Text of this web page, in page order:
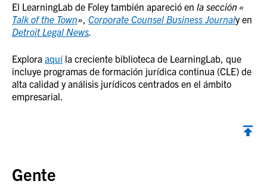
El LearningLab de Foley también apareció en la sección «
Talk of the Town», Corporate Counsel Business Journaly en
Detroit Legal News.
Explora aquíla creciente biblioteca de LearningLab, que
incluye programas de formación jurídica continua (CLE) de
alta calidad y análisis jurídicos centrados en el ámbito
empresarial.
Gente